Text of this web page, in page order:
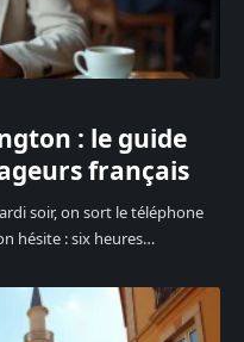
: le guide
français
soir, on sort le téléphone
hésite : six heures…